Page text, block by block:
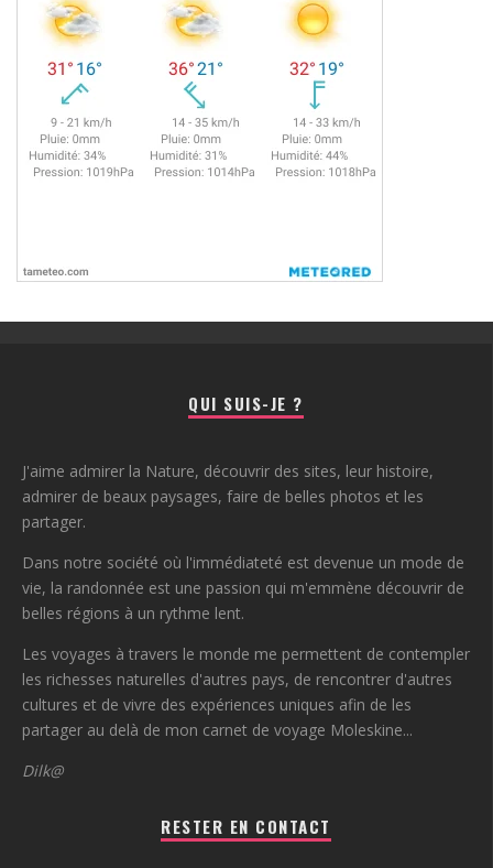
QUI SUIS-JE ?
J'aime admirer la Nature, découvrir des sites, leur histoire,
admirer de beaux paysages, faire de belles photos et les
partager.
Dans notre société où l'immédiateté est devenue un mode de
vie, la randonnée est une passion qui m'emmène découvrir de
belles régions à un rythme lent.
Les voyages à travers le monde me permettent de contempler
les richesses naturelles d'autres pays, de rencontrer d'autres
cultures et de vivre des expériences uniques afin de les
partager au delà de mon carnet de voyage Moleskine...
Dilk@
RESTER EN CONTACT